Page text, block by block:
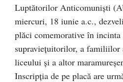
Luptătorilor Anticomunişti
miercuri, 18 iunie a.c.,
plăci comemorative în
supravieţuitorilor, a familiilor
liceului şi a altor
Inscripţia de pe placă are